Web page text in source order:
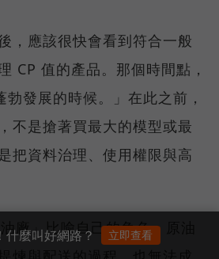
，應該很快會看到符合一般
CP 值的產品。那個時間點，
發展的時候。」在此之前，
不是搶著買最大的模型或最
把資料治理、使用權限與高
廠」比喻自己的角色：原油
麼叫好網路？ 立即查看